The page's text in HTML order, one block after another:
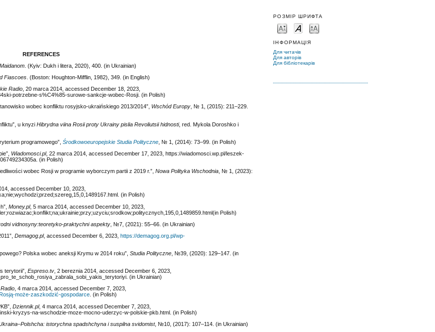
РОЗМІР ШРИФТА
ІНФОРМАЦІЯ
Для читачів
Для авторів
Для бібліотекарів
REFERENCES
. (Kyiv: Dukh i litera, 2020), 400. (in Ukrainian)
Fiascoes . (Boston: Houghton-Mifflin, 1982), 349. (in English)
Radio , 20 marca 2014, accessed December 18, 2023,
potrzebne-s%C4%85-surowe-sankcje-wobec-Rosji. (in Polish)
wobec konfliktu rosyjsko-ukraińskiego 2013/2014”, Wschód Europy, № 1, (2015): 211‒229.
u knyziHibrydna viina Rosii proty Ukrainy pislia Revoliutsii hidnosti, red. Mykolа Doroshkо i
programowego”,Środkowoeuropejskie Studia Polityczne , № 1, (2014): 73–99. (in Polish)
Wiadomosci.pl, 22 marca 2014, accessed December 17, 2023, https://wiadomosci.wp.pl/leszek-
(in Polish)
wobec Rosji w programie wyborczym partii z 2019 r.”,Nowa Polityka Wschodnia , № 1, (2023):
accessed December 10, 2023,
(in Polish)
Money.pl, 5 marca 2014, accessed December 10, 2023,
Polish)
vidnosyny:teoretyko-praktychni aspekty , №7, (2021): 55‒66. (in Ukrainian)
Demagog.pl, accessed December 6, 2023,https://demagog.org.pl/wp-
Polska wobec aneksji Krymu w 2014 roku”,Studia Polityczne , №39, (2020): 129‒147. (in
terytorii”,Espreso.tv , 2 bereznia 2014, accessed December 6, 2023,
(in Ukrainian)
, 4 marca 2014, accessed December 7, 2023,
może-zaszkodzić-gospodarce. (in Polish)
Dziennik.pl, 4 marca 2014, accessed December 7, 2023,
kryzys-na-wschodzie-moze-mocno-uderzyc-w-polskie-pkb.html. (in Polish)
istorychna spadshchyna i suspilna svidomist, №10, (2017): 107‒114. (in Ukrainian)